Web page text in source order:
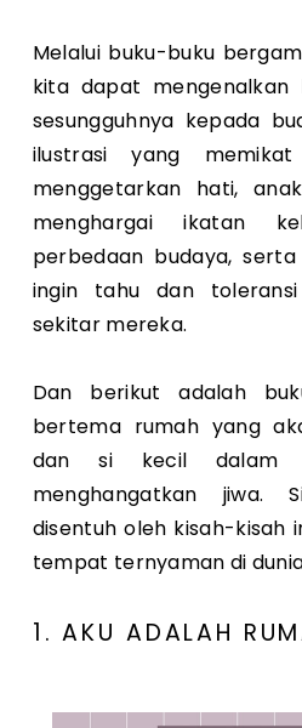
Melalui buku-buku
kita dapat mengenalkan
sesungguhnya kepada
ilustrasi yang
menggetarkan hati,
menghargai ikatan
perbedaan budaya,
ingin tahu dan
sekitar mereka.
Dan berikut adalah
bertema rumah yang
dan si kecil dalam
menghangatkan jiwa.
disentuh oleh kisah-kisah
tempat ternyaman di
1. AKU ADALAH